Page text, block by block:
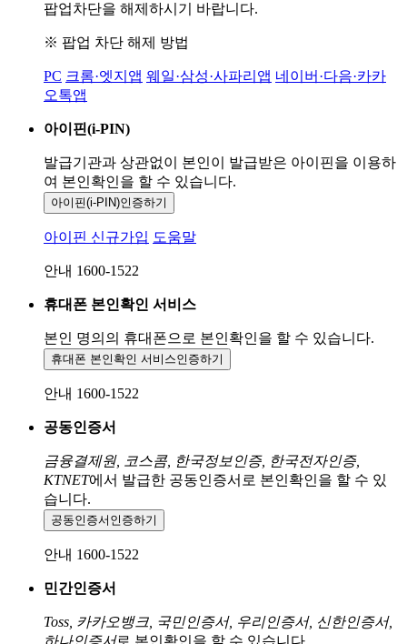
팝업차단을 해제하시기 바랍니다.
※ 팝업 차단 해제 방법
PC 크롬·엣지앱 웨일·삼성·사파리앱 네이버·다음·카카
오톡앱
아이핀(i-PIN)
발급기관과 상관없이 본인이 발급받은 아이핀을 이용하
여 본인확인을 할 수 있습니다.
아이핀(i-PIN)인증하기
아이핀 신규가입 도움말
안내 1600-1522
휴대폰 본인확인 서비스
본인 명의의 휴대폰으로 본인확인을 할 수 있습니다.
휴대폰 본인확인 서비스인증하기
안내 1600-1522
공동인증서
금융결제원, 코스콤, 한국정보인증, 한국전자인증,
KTNET에서 발급한 공동인증서로 본인확인을 할 수 있
습니다.
공동인증서 인증하기
안내 1600-1522
민간인증서
Toss, 카카오뱅크, 국민인증서, 우리인증서, 신한인증서,